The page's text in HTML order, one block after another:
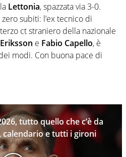
Lettonia, spazzata via 3-0.
subiti: l’ex tecnico di
ct straniero della nazionale
e Fabio Capello, è
modi. Con buona pace di
tutto quello che c’è da
calendario e tutti i gironi